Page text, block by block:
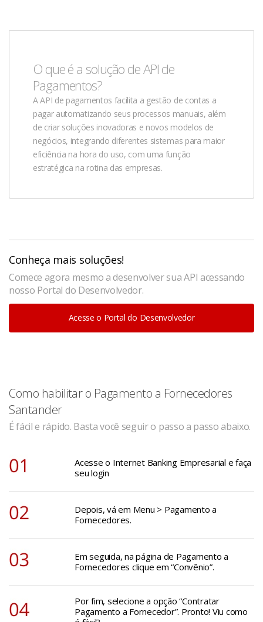
O que é a solução de API de
Pagamentos?
A API de pagamentos facilita a gestão de contas a
pagar automatizando seus processos manuais, além
de criar soluções inovadoras e novos modelos de
negócios, integrando diferentes sistemas para maior
eficiência na hora do uso, com uma função
estratégica na rotina das empresas.
Conheça mais soluções!
Comece agora mesmo a desenvolver sua API acessando
nosso Portal do Desenvolvedor.
Acesse o Portal do Desenvolvedor
Como habilitar o Pagamento a Fornecedores
Santander
É fácil e rápido. Basta você seguir o passo a passo abaixo.
Acesse o Internet Banking Empresarial e faça
seu login
Depois, vá em Menu > Pagamento a
Fornecedores.
Em seguida, na página de Pagamento a
Fornecedores clique em “Convênio”.
Por fim, selecione a opção “Contratar
Pagamento a Fornecedor”. Pronto! Viu como